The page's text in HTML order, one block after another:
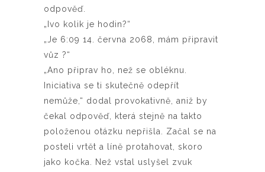
odpověď.
„Ivo kolik je hodin?“
„Je 6:09 14. června 2068, mám připravit
vůz ?“
„Ano připrav ho, než se obléknu.
Iniciativa se ti skutečně odepřít
nemůže,“ dodal provokativně, aniž by
čekal odpověď, která stejně na takto
položenou otázku nepřišla. Začal se na
posteli vrtět a líně protahovat, skoro
jako kočka. Než vstal uslyšel zvuk